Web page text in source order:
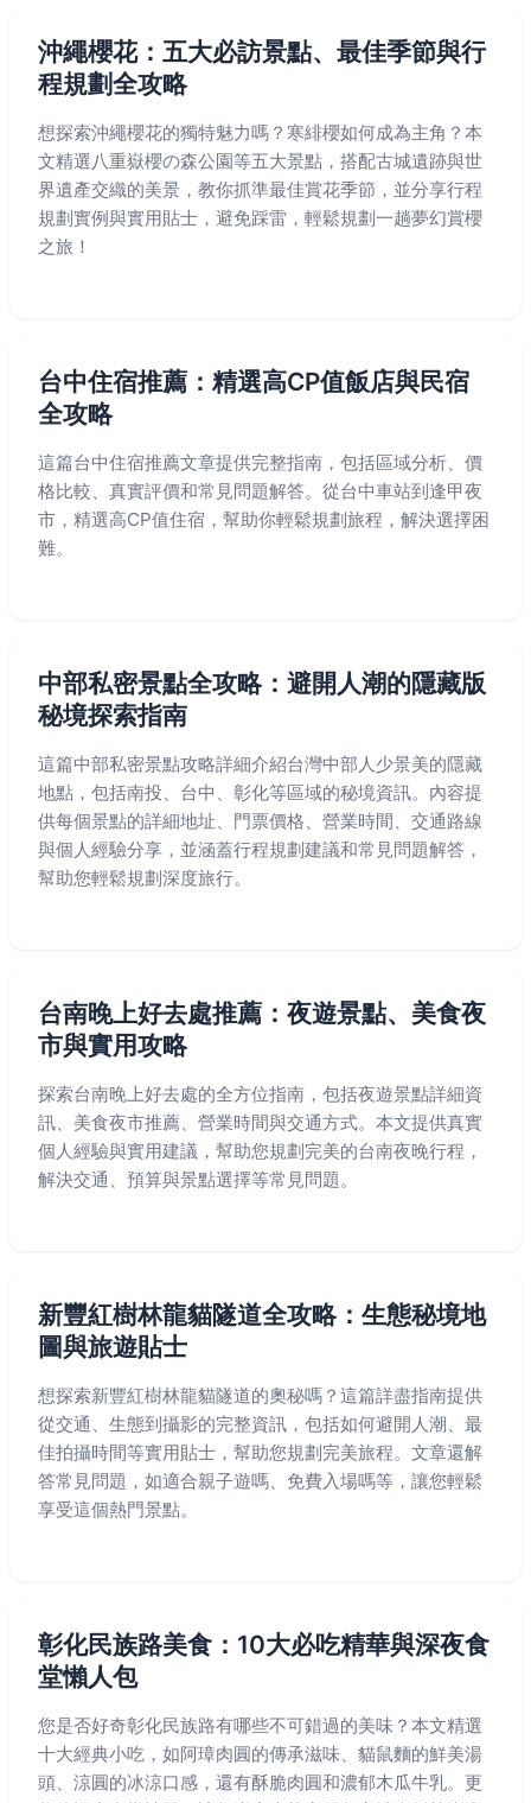
沖繩櫻花：五大必訪景點、最佳季節與行
程規劃全攻略
想探索沖繩櫻花的獨特魅力嗎？寒緋櫻如何成為主角？本
文精選八重嶽櫻の森公園等五大景點，搭配古城遺跡與世
界遺產交織的美景，教你抓準最佳賞花季節，並分享行程
規劃實例與實用貼士，避免踩雷，輕鬆規劃一趟夢幻賞櫻
之旅！
台中住宿推薦：精選高CP值飯店與民宿
全攻略
這篇台中住宿推薦文章提供完整指南，包括區域分析、價
格比較、真實評價和常見問題解答。從台中車站到逢甲夜
市，精選高CP值住宿，幫助你輕鬆規劃旅程，解決選擇困
難。
中部私密景點全攻略：避開人潮的隱藏版
秘境探索指南
這篇中部私密景點攻略詳細介紹台灣中部人少景美的隱藏
地點，包括南投、台中、彰化等區域的秘境資訊。內容提
供每個景點的詳細地址、門票價格、營業時間、交通路線
與個人經驗分享，並涵蓋行程規劃建議和常見問題解答，
幫助您輕鬆規劃深度旅行。
台南晚上好去處推薦：夜遊景點、美食夜
市與實用攻略
探索台南晚上好去處的全方位指南，包括夜遊景點詳細資
訊、美食夜市推薦、營業時間與交通方式。本文提供真實
個人經驗與實用建議，幫助您規劃完美的台南夜晚行程，
解決交通、預算與景點選擇等常見問題。
新豐紅樹林龍貓隧道全攻略：生態秘境地
圖與旅遊貼士
想探索新豐紅樹林龍貓隧道的奧秘嗎？這篇詳盡指南提供
從交通、生態到攝影的完整資訊，包括如何避開人潮、最
佳拍攝時間等實用貼士，幫助您規劃完美旅程。文章還解
答常見問題，如適合親子遊嗎、免費入場嗎等，讓您輕鬆
享受這個熱門景點。
彰化民族路美食：10大必吃精華與深夜食
堂懶人包
您是否好奇彰化民族路有哪些不可錯過的美味？本文精選
十大經典小吃，如阿璋肉圓的傳承滋味、貓鼠麵的鮮美湯
頭、涼圓的冰涼口感，還有酥脆肉圓和濃郁木瓜牛乳。更